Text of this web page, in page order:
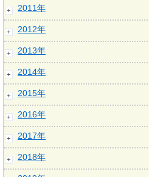
2011年
2012年
2013年
2014年
2015年
2016年
2017年
2018年